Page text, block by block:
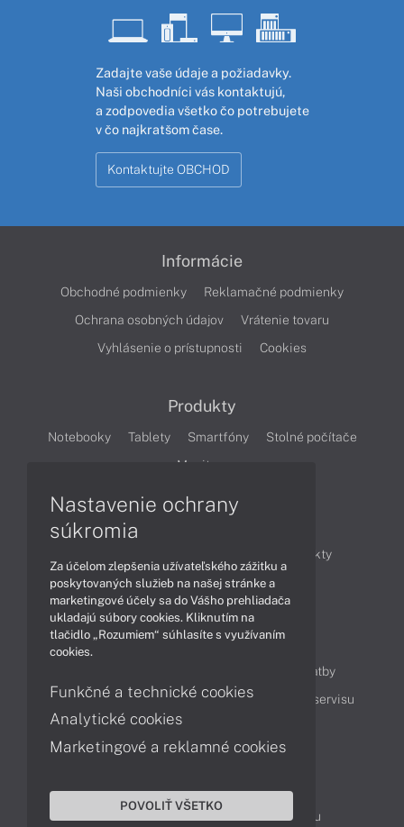
Zadajte vaše údaje a požiadavky.
Naši obchodníci vás kontaktujú,
a zodpovedia všetko čo potrebujete
v čo najkratšom čase.
Kontaktujte OBCHOD
Informácie
Obchodné podmienky
Reklamačné podmienky
Ochrana osobných údajov
Vrátenie tovaru
Vyhlásenie o prístupnosti
Cookies
Produkty
Notebooky Tablety Smartfóny
Stolné počítače
Monitory
Produkty
Technológie
Videá
Obsah
Možnosti doručenia a platby
Podpora a servis
Servisné služby Cenník servisu
Kontakty
043 4224 771
Obchodné oddelenie
Reklamácia tovaru
Nastavenie ochrany
súkromia
Za účelom zlepšenia užívateľského zážitku a
poskytovaných služieb na našej stránke a
marketingové účely sa do Vášho prehliadača
ukladajú súbory cookies. Kliknutím na
tlačidlo „Rozumiem“ súhlasíte s využívaním
cookies.
Funkčné a technické cookies
Analytické cookies
Marketingové a reklamné cookies
POVOLIŤ VŠETKO